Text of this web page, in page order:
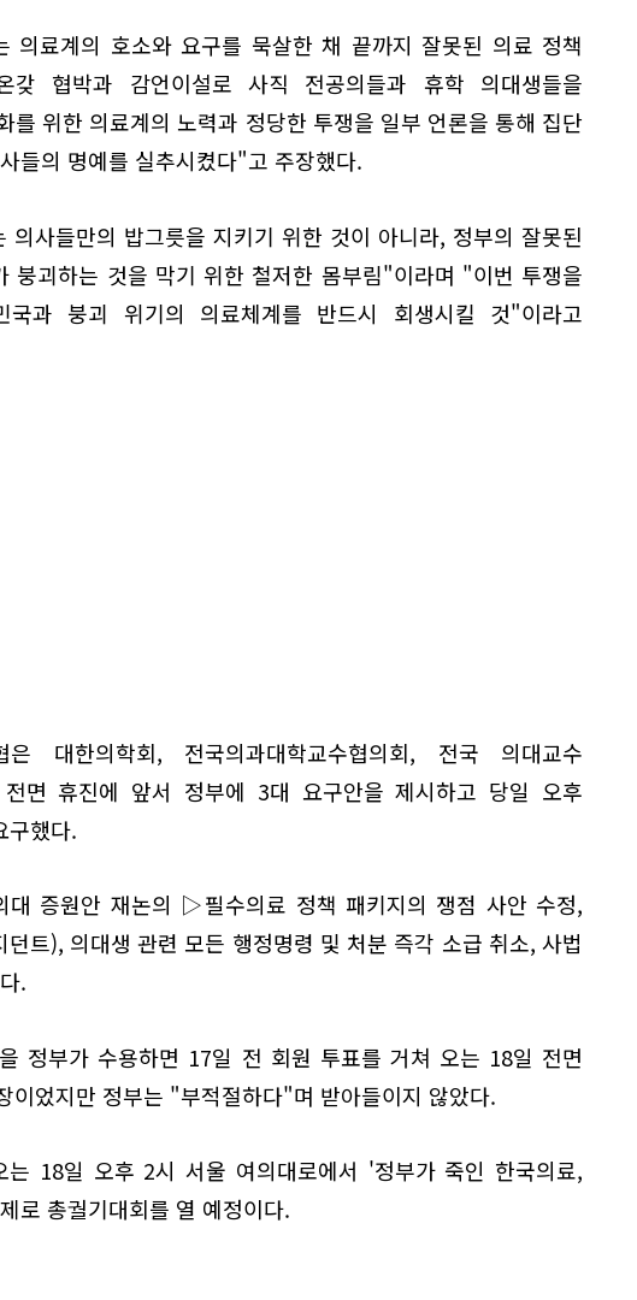
의료계의 호소와 요구를 묵살한 채 끝까지 잘못된 의료 정책
갖 협박과 감언이설로 사직 전공의들과 휴학 의대생들을
를 위한 의료계의 노력과 정당한 투쟁을 일부 언론을 통해 집단
들의 명예를 실추시켰다"고 주장했다.
의사들만의 밥그릇을 지키기 위한 것이 아니라, 정부의 잘못된
붕괴하는 것을 막기 위한 철저한 몸부림"이라며 "이번 투쟁을
국과 붕괴 위기의 의료체계를 반드시 회생시킬 것"이라고
대한의학회, 전국의과대학교수협의회, 전국 의대교수
전면 휴진에 앞서 정부에 3대 요구안을 제시하고 당일 오후
구했다.
증원안 재논의 ▷필수의료 정책 패키지의 쟁점 사안 수정,
트), 의대생 관련 모든 행정명령 및 처분 즉각 소급 취소, 사법
.
정부가 수용하면 17일 전 회원 투표를 거쳐 오는 18일 전면
이었지만 정부는 "부적절하다"며 받아들이지 않았다.
는 18일 오후 2시 서울 여의대로에서 '정부가 죽인 한국의료,
로 총궐기대회를 열 예정이다.